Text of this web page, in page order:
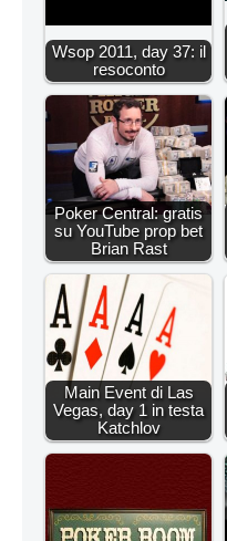
Wsop 2011, day 37: il
resoconto
Poker Central: gratis
su YouTube prop bet
Brian Rast
Main Event di Las
Vegas, day 1 in testa
Katchlov